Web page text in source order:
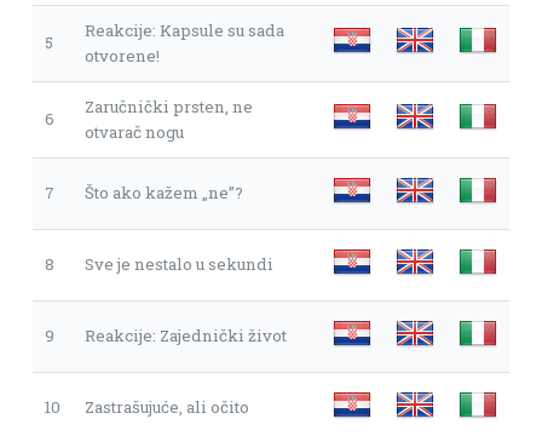
5
Reakcije: Kapsule su sada
otvorene!
6
Zaručnički prsten, ne
otvarač nogu
7 Što ako kažem „ne”?
8 Sve je nestalo u sekundi
9 Reakcije: Zajednički život
10 Zastrašujuće, ali očito